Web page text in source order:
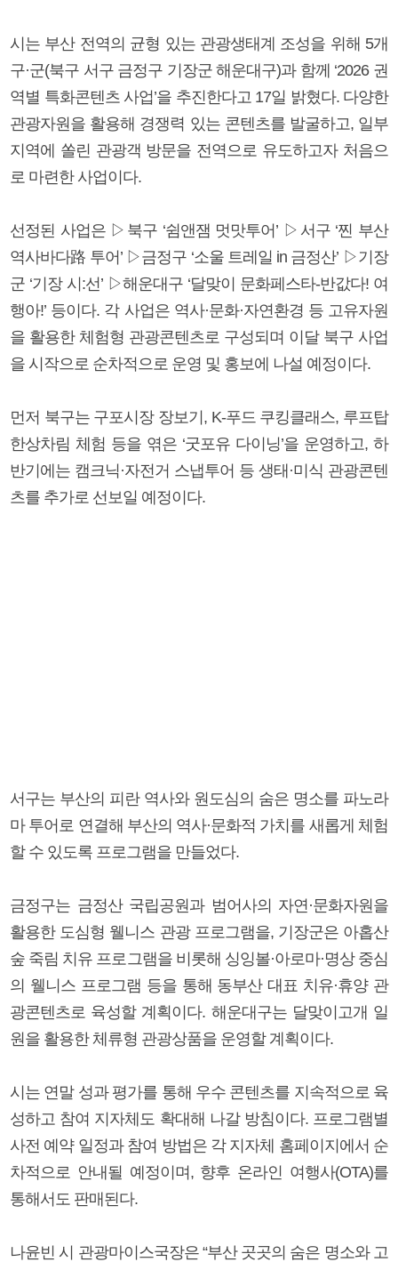
시는 부산 전역의 균형 있는 관광생태계 조성을 위해 5개
구·군(북구 서구 금정구 기장군 해운대구)과 함께 ‘2026 권
역별 특화콘텐츠 사업’을 추진한다고 17일 밝혔다. 다양한
관광자원을 활용해 경쟁력 있는 콘텐츠를 발굴하고, 일부
지역에 쏠린 관광객 방문을 전역으로 유도하고자 처음으
로 마련한 사업이다.
선정된 사업은 ▷북구 ‘쉼앤잼 멋맛투어’ ▷서구 ‘찐 부산
역사바다路 투어’ ▷금정구 ‘소울 트레일 in 금정산’ ▷기장
군 ‘기장 시:선’ ▷해운대구 ‘달맞이 문화페스타-반값다! 여
행아!’ 등이다. 각 사업은 역사·문화·자연환경 등 고유자원
을 활용한 체험형 관광콘텐츠로 구성되며 이달 북구 사업
을 시작으로 순차적으로 운영 및 홍보에 나설 예정이다.
먼저 북구는 구포시장 장보기, K-푸드 쿠킹클래스, 루프탑
한상차림 체험 등을 엮은 ‘굿포유 다이닝’을 운영하고, 하
반기에는 캠크닉·자전거 스냅투어 등 생태·미식 관광콘텐
츠를 추가로 선보일 예정이다.
서구는 부산의 피란 역사와 원도심의 숨은 명소를 파노라
마 투어로 연결해 부산의 역사·문화적 가치를 새롭게 체험
할 수 있도록 프로그램을 만들었다.
금정구는 금정산 국립공원과 범어사의 자연·문화자원을
활용한 도심형 웰니스 관광 프로그램을, 기장군은 아홉산
숲 죽림 치유 프로그램을 비롯해 싱잉볼·아로마·명상 중심
의 웰니스 프로그램 등을 통해 동부산 대표 치유·휴양 관
광콘텐츠로 육성할 계획이다. 해운대구는 달맞이고개 일
원을 활용한 체류형 관광상품을 운영할 계획이다.
시는 연말 성과 평가를 통해 우수 콘텐츠를 지속적으로 육
성하고 참여 지자체도 확대해 나갈 방침이다. 프로그램별
사전 예약 일정과 참여 방법은 각 지자체 홈페이지에서 순
차적으로 안내될 예정이며, 향후 온라인 여행사(OTA)를
통해서도 판매된다.
나윤빈 시 관광마이스국장은 “부산 곳곳의 숨은 명소와 고